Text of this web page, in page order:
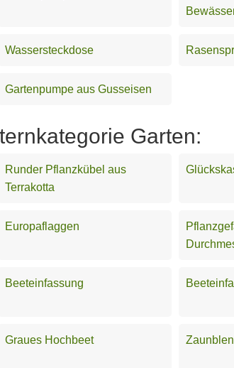
Wassersteckdose
Gartenpumpe aus Gusseisen
Garten:
Runder Pflanzkübel aus
Terrakotta
Europaflaggen
Beeteinfassung
Graues Hochbeet